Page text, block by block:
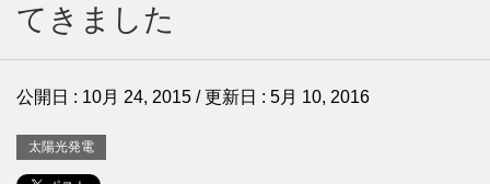
てきました
公開日 : 10月 24, 2015 / 更新日 : 5月 10, 2016
太陽光発電